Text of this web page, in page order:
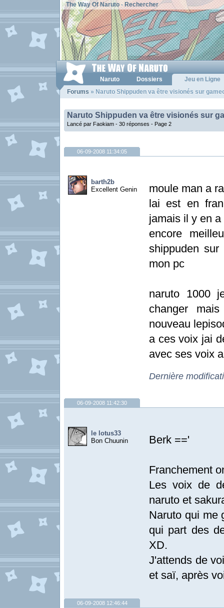
The Way Of Naruto- Rechercher
Naruto Dossiers
Jeu en Ligne
Forums » Naruto Shippuden va être visionés sur
Naruto Shippuden va être visionés sur
Lancé par Faokiam - 30 réponses - Page 2
06-09-2008 11:34:05
barth2b
Excellent Genin
moule man a
lai est en
jamais il y en a
encore
shippuden
mon pc
naruto 1000
changer
nouveau
a ces voix jai
avec ses voix
Dernière
06-09-2008 11:42:30
le lotus33
Bon Chuunin
Berk =='
Franchement
Les voix de
naruto et
Naruto qui me
qui part des
XD.
J'attends de
et saï, après
06-09-2008 12:46:44